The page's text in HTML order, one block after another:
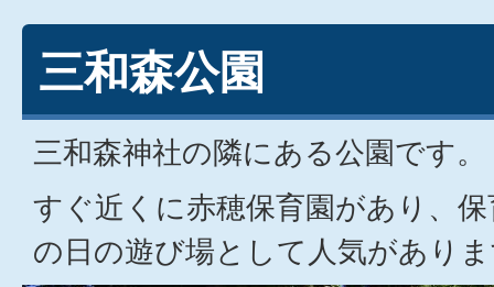
三和森公園
三和森神社の隣にある公園です。
すぐ近くに赤穂保育園があり、
の日の遊び場として人気があり